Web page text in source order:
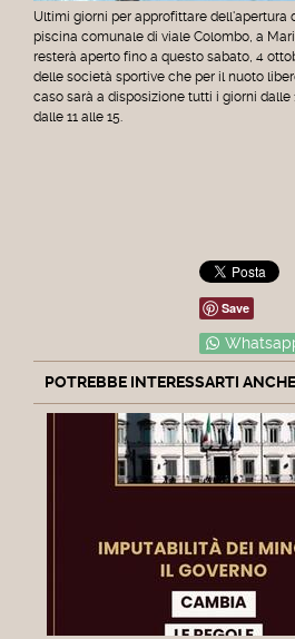
Ultimi giorni per approfittare dell'apertura
piscina comunale di viale Colombo, a
resterà aperto fino a questo sabato, 4
delle società sportive che per il nuoto
caso sarà a disposizione tutti i giorni dalle
dalle 11 alle 15.
Save
POTREBBE INTERESSARTI